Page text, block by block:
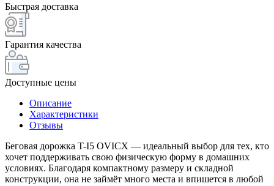
Быстрая доставка
Гарантия качества
Доступные цены
Описание
Характеристики
Отзывы
Беговая дорожка T-I5 OVICX — идеальный выбор для тех, кто
хочет поддерживать свою физическую форму в домашних
условиях. Благодаря компактному размеру и складной
конструкции, она не займёт много места и впишется в любой